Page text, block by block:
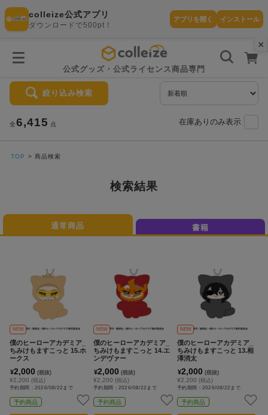
×
colleize公式アプリ
ダウンロードで500pt！
アプリを開く インストール
公式グッズ・公式ライセンス商品専門
探
おすすめ
商品
colleize B
TOP 商品検索
検索結果
通常商品 書籍
絞り込み検索
全6,415 点 在庫ありのみ表示
NEW
僕のヒーローアカデミア_
ちみけもますこっと 15.ホ
ークス
¥2,000 (税抜)
¥2,200 (税込)
予約期間：2026/08/22まで
予約商品
NEW
僕のヒーローアカデミア_
ちみけもますこっと 14.エ
ンデヴァー
¥2,000 (税抜)
¥2,200 (税込)
予約期間：2026/08/22まで
予約商品
NEW
僕のヒーローアカデミア_
ちみけもますこっと 13.相
澤消太
¥2,000 (税抜)
¥2,200 (税込)
予約期間：2026/08/22まで
予約商品